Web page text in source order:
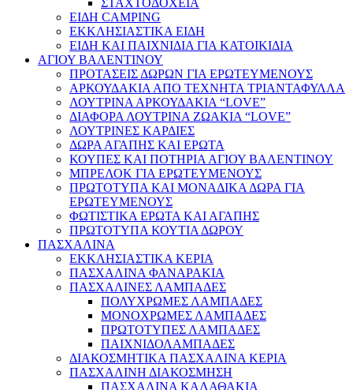
ΣΤΑΧΤΟΔΟΧΕΙΑ
ΕΙΔΗ CAMPING
ΕΚΚΛΗΣΙΑΣΤΙΚΑ ΕΙΔΗ
ΕΙΔΗ ΚΑΙ ΠΑΙΧΝΙΔΙΑ ΓΙΑ ΚΑΤΟΙΚΙΔΙΑ
ΑΓΙΟΥ ΒΑΛΕΝΤΙΝΟΥ
ΠΡΟΤΑΣΕΙΣ ΔΩΡΩΝ ΓΙΑ ΕΡΩΤΕΥΜΕΝΟΥΣ
ΑΡΚΟΥΔΑΚΙΑ ΑΠΟ ΤΕΧΝΗΤΑ ΤΡΙΑΝΤΑΦΥΛΛΑ
ΛΟΥΤΡΙΝΑ ΑΡΚΟΥΔΑΚΙΑ “LOVE”
ΔΙΑΦΟΡΑ ΛΟΥΤΡΙΝΑ ΖΩΑΚΙΑ “LOVE”
ΛΟΥΤΡΙΝΕΣ ΚΑΡΔΙΕΣ
ΔΩΡΑ ΑΓΑΠΗΣ ΚΑΙ ΕΡΩΤΑ
ΚΟΥΠΕΣ ΚΑΙ ΠΟΤΗΡΙΑ ΑΓΙΟΥ ΒΑΛΕΝΤΙΝΟΥ
ΜΠΡΕΛΟΚ ΓΙΑ ΕΡΩΤΕΥΜΕΝΟΥΣ
ΠΡΩΤΟΤΥΠΑ ΚΑΙ ΜΟΝΑΔΙΚΑ ΔΩΡΑ ΓΙΑ
ΕΡΩΤΕΥΜΕΝΟΥΣ
ΦΩΤΙΣΤΙΚΑ ΕΡΩΤΑ ΚΑΙ ΑΓΑΠΗΣ
ΠΡΩΤΟΤΥΠΑ ΚΟΥΤΙΑ ΔΩΡΟΥ
ΠΑΣΧΑΛΙΝΑ
ΕΚΚΛΗΣΙΑΣΤΙΚΑ ΚΕΡΙΑ
ΠΑΣΧΑΛΙΝΑ ΦΑΝΑΡΑΚΙΑ
ΠΑΣΧΑΛΙΝΕΣ ΛΑΜΠΑΔΕΣ
ΠΟΛΥΧΡΩΜΕΣ ΛΑΜΠΑΔΕΣ
ΜΟΝΟΧΡΩΜΕΣ ΛΑΜΠΑΔΕΣ
ΠΡΩΤΟΤΥΠΕΣ ΛΑΜΠΑΔΕΣ
ΠΑΙΧΝΙΔΟΛΑΜΠΑΔΕΣ
ΔΙΑΚΟΣΜΗΤΙΚΑ ΠΑΣΧΑΛΙΝΑ ΚΕΡΙΑ
ΠΑΣΧΑΛΙΝΗ ΔΙΑΚΟΣΜΗΣΗ
ΠΑΣΧΑΛΙΝΑ ΚΑΛΑΘΑΚΙΑ